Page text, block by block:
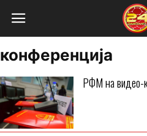
конференција
РФМ на видео-